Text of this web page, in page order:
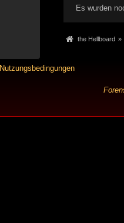
Es wurden
the Hellboard »
Nutzungsbedingungen